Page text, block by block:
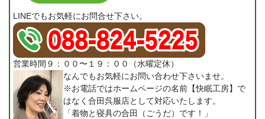
LINEでもお気軽にお問合せ下さい。
営業時間９：００〜１９：００（水曜定休）
なんでもお気軽にお問い合わせ下さいませ。
※お電話ではホームページの名前【快眠工房】で
はなく合田呉服店として対応いたします。
「着物と寝具の合田（ごうだ）です！」